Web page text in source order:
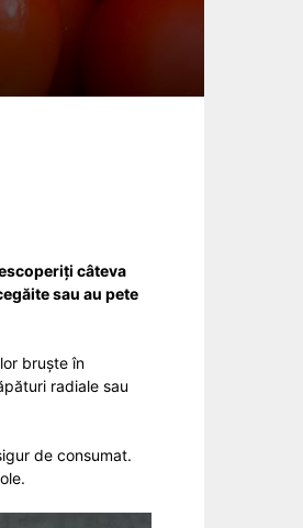
câteva
sau au pete
bruște în
radiale sau
de consumat.